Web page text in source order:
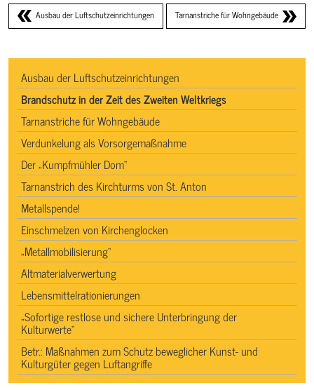
Ausbau der Luftschutzeinrichtungen Tarnanstriche für Wohngebäude
Ausbau der Luftschutzeinrichtungen
Brandschutz in der Zeit des Zweiten Weltkriegs
Tarnanstriche für Wohngebäude
Verdunkelung als Vorsorgemaßnahme
Der „Kumpfmühler Dom“
Tarnanstrich des Kirchturms von St. Anton
Metallspende!
Einschmelzen von Kirchenglocken
„Metallmobilisierung“
Altmaterialverwertung
Lebensmittelrationierungen
„Sofortige restlose und sichere Unterbringung der
Kulturwerte“
Betr.: Maßnahmen zum Schutz beweglicher Kunst- und
Kulturgüter gegen Luftangriffe